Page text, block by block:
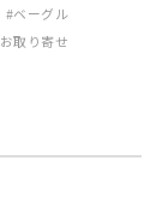
ベーグル
お取り寄せ